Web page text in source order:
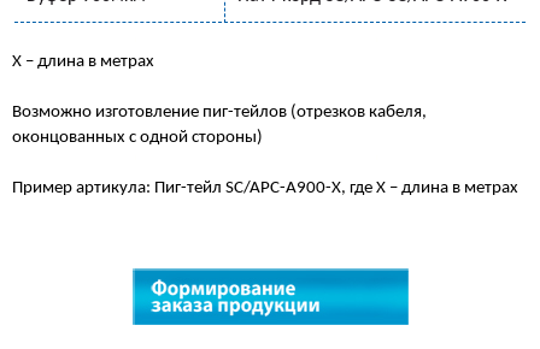
Х – длина в метрах
Возможно изготовление пиг-тейлов (отрезков кабеля,
оконцованных с одной стороны)
Пример артикула: Пиг-тейл SC/APC-A900-Х, где Х – длина в метрах